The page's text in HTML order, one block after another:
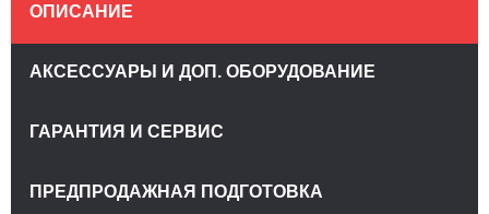
ОПИСАНИЕ
АКСЕССУАРЫ И ДОП. ОБОРУДОВАНИЕ
ГАРАНТИЯ И СЕРВИС
ПРЕДПРОДАЖНАЯ ПОДГОТОВКА